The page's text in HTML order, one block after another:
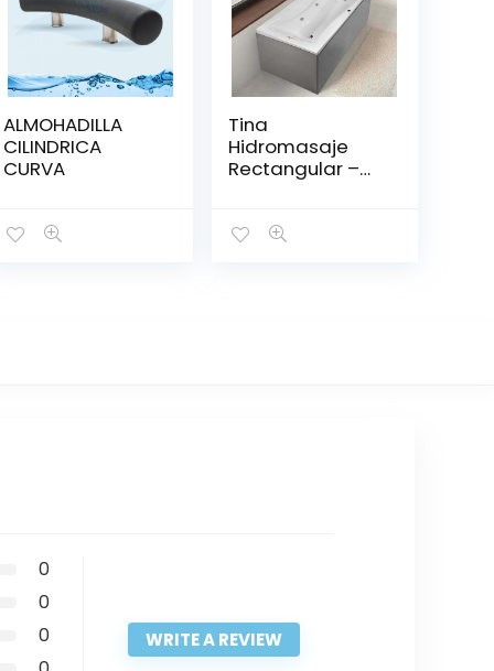
ALMOHADILLA
CILINDRICA
CURVA
Tina
Hidromasaje
Rectangular –
0
0
0
WRITE A REVIEW